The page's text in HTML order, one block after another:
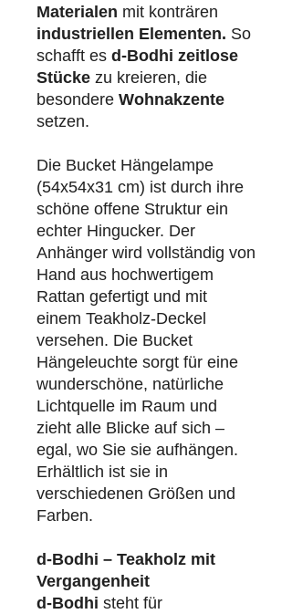
Materialen mit konträren
industriellen Elementen. So
schafft es d-Bodhi zeitlose
Stücke zu kreieren, die
besondere Wohnakzente
setzen.
Die Bucket Hängelampe
(54x54x31 cm) ist durch ihre
schöne offene Struktur ein
echter Hingucker. Der
Anhänger wird vollständig von
Hand aus hochwertigem
Rattan gefertigt und mit
einem Teakholz-Deckel
versehen. Die Bucket
Hängeleuchte sorgt für eine
wunderschöne, natürliche
Lichtquelle im Raum und
zieht alle Blicke auf sich –
egal, wo Sie sie aufhängen.
Erhältlich ist sie in
verschiedenen Größen und
Farben.
d-Bodhi – Teakholz mit
Vergangenheit
d-Bodhi steht für